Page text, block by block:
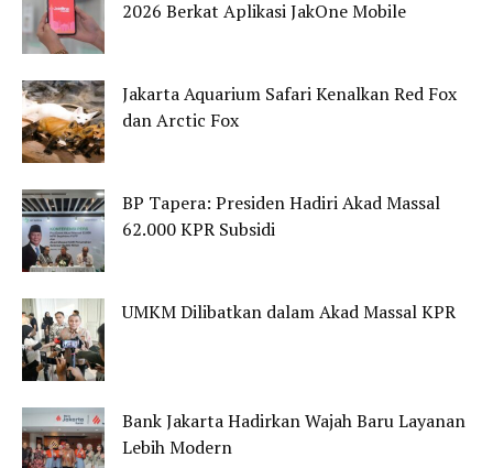
2026 Berkat Aplikasi JakOne Mobile
Jakarta Aquarium Safari Kenalkan Red Fox
dan Arctic Fox
BP Tapera: Presiden Hadiri Akad Massal
62.000 KPR Subsidi
UMKM Dilibatkan dalam Akad Massal KPR
Bank Jakarta Hadirkan Wajah Baru Layanan
Lebih Modern